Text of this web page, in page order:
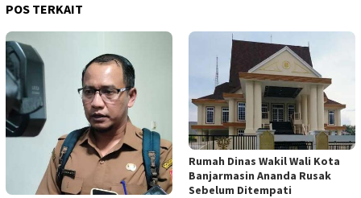
POS TERKAIT
Rumah Dinas Wakil Wali Kota
Banjarmasin Ananda Rusak
Sebelum Ditempati